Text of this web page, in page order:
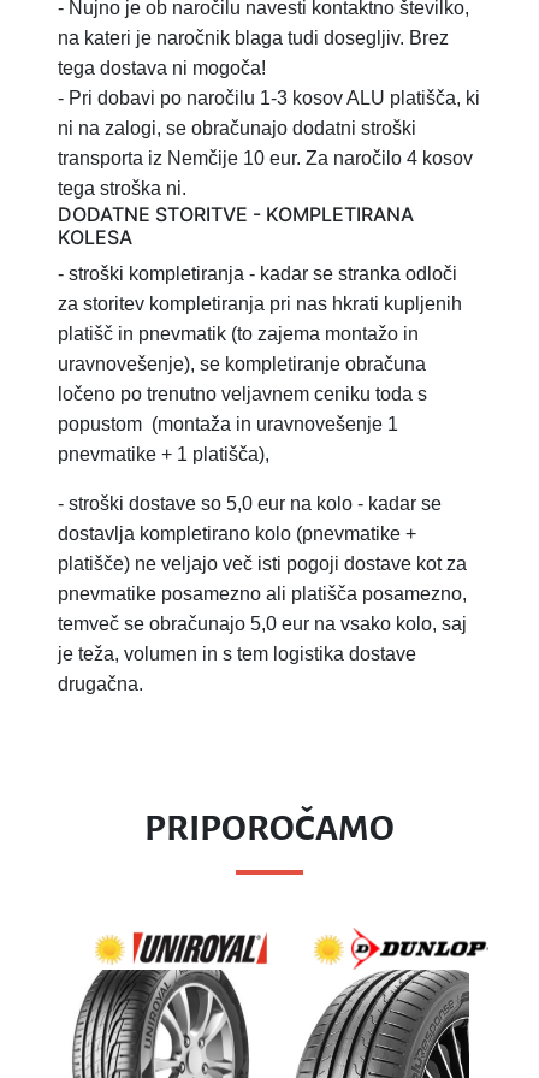
- Nujno je ob naročilu navesti kontaktno številko,
na kateri je naročnik blaga tudi dosegljiv. Brez
tega dostava ni mogoča!
- Pri dobavi po naročilu 1-3 kosov ALU platišča, ki
ni na zalogi, se obračunajo dodatni stroški
transporta iz Nemčije 10 eur. Za naročilo 4 kosov
tega stroška ni.
DODATNE STORITVE - KOMPLETIRANA
KOLESA
- stroški kompletiranja - kadar se stranka odloči
za storitev kompletiranja pri nas hkrati kupljenih
platišč in pnevmatik (to zajema montažo in
uravnovešenje), se kompletiranje obračuna
ločeno po trenutno veljavnem ceniku toda s
popustom (montaža in uravnovešenje 1
pnevmatike + 1 platišča),
- stroški dostave so 5,0 eur na kolo - kadar se
dostavlja kompletirano kolo (pnevmatike +
platišče) ne veljajo več isti pogoji dostave kot za
pnevmatike posamezno ali platišča posamezno,
temveč se obračunajo 5,0 eur na vsako kolo, saj
je teža, volumen in s tem logistika dostave
drugačna.
PRIPOROČAMO